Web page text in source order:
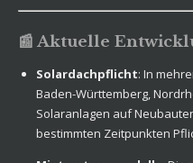
📰 Aktuelle
Solardachpflicht: In
Baden-Württemberg,
Solaranlagen auf
bestimmten Zeitpunkten